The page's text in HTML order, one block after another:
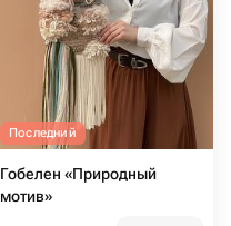
Последний
Гобелен «Природный
мотив»